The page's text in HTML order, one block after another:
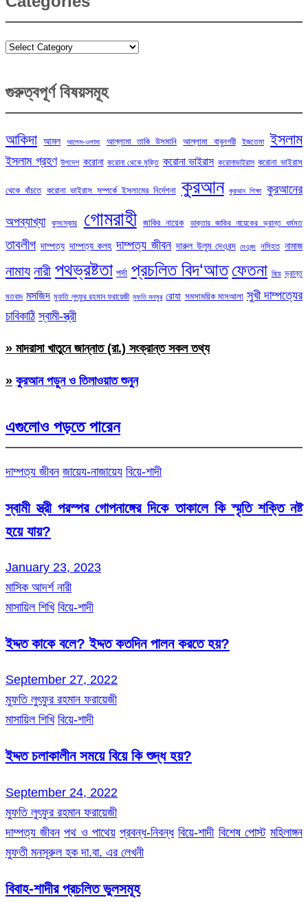
Categories
গুরুত্বপূর্ণ বিষয়সমূহ
আকিদা আমল আলেম-ওলামা আল্লামা তাকি উসমানি আল্লামা বাবুনগরী ইজতেমা ইসলাম
ইসলাম গ্রহণ উপদেশ করোনা করোনা থেকে মুক্তি করোনা ভাইরাস করোনাভাইরাস করোনা ভাইরাস
থেকে বাঁচতে করোনা ভাইরাস সম্পর্কে ইসলামের নির্দেশনা কুরআন কুরআন শিক্ষা কুরআনের
অপব্যাখ্যা কুসংস্কার গোমরাহী জাকির নায়েক ডাক্তার জাকির নায়েকের ভ্রান্ত ধর্মমত
তাবলীগ দাম্পত্য দাম্পত্য কলহ দাম্পত্য জীবন দারুল উলুম দেওবন্দ দেওবন্দ নসিহত নামাজ
নামায নারী পথভ্রষ্টতা পর্দা প্রচলিত বিদ‘আত ফেতনা বিয়ে ভ্রান্ত
মতবাদ মসজিদ মুফতি লুৎফুর রহমান ফরায়েজী মুফতি মনসুর রোযা সমসাময়িক মাসআলা সুখী দাম্পত্যের
চাবিকাঠি স্বামী-স্ত্রী
» মাদরাসা খাতুনে জান্নাত (রা.) সংক্রান্ত সকল তথ্য
» কুরআন পড়ুন ও তিলাওয়াত শুনুন
এগুলোও পড়তে পারেন
দাম্পত্য জীবন জায়েয-নাজায়েয বিয়ে-শাদী
স্বামী স্ত্রী পরস্পর গোপনাঙ্গের দিকে তাকালে কি স্মৃতি শক্তি নষ্ট
হয়ে যায়?
January 23, 2023
মাসিক আদর্শ নারী
মাসায়িল শিখি বিয়ে-শাদী
ইদ্দত কাকে বলে? ইদ্দত কতদিন পালন করতে হয়?
September 27, 2022
মুফতি লুৎফুর রহমান ফরায়েজী
মাসায়িল শিখি বিয়ে-শাদী
ইদ্দত চলাকালীন সময়ে বিয়ে কি শুদ্ধ হয়?
September 24, 2022
মুফতি লুৎফুর রহমান ফরায়েজী
দাম্পত্য জীবন পথ ও পাথেয় প্রবন্ধ-নিবন্ধ বিয়ে-শাদী বিশেষ পোস্ট মহিলাঙ্গন
মুফতী মনসূরুল হক দা.বা. এর লেখনী
বিবাহ-শাদীর প্রচলিত ভুলসমূহ